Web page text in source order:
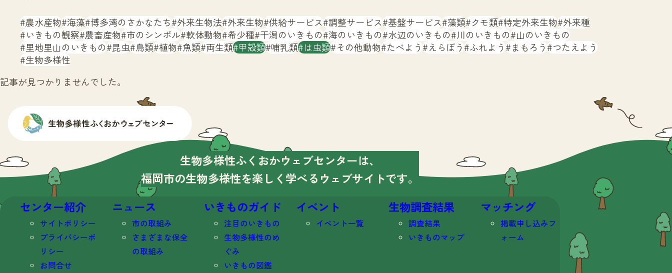
農水産物 海藻 博多湾のさかなたち 外来生物法 外来生物 供給サービス 調整サービス 基盤サービス 藻類 クモ類 特定外来生物 外来種
いきもの観察 農畜産物 市のシンボル 軟体動物 希少種 干潟のいきもの 海のいきもの 水辺のいきもの 川のいきもの 山のいきもの
里地里山のいきもの 昆虫 鳥類 植物 魚類 両生類 甲殻類 哺乳類 は虫類 その他動物 たべよう えらぼう ふれよう まもろう つたえよう
生物多様性
記事が見つかりませんでした。
生物多様性ふくおかウェブセンターは、
福岡市の生物多様性を楽しく学べる ウェブサイトです。
センター紹介
サイトポリシー
プライバシーポ
リシー
お問合せ
ニュース
市の取組み
さまざまな保全
の取組み
いきものガイド
注目のいきもの
生物多様性のめ
ぐみ
いきもの図鑑
イベント
イベント一覧
生物調査結果
調査結果
いきものマップ
マッチング
掲載申し込みフ
ォーム